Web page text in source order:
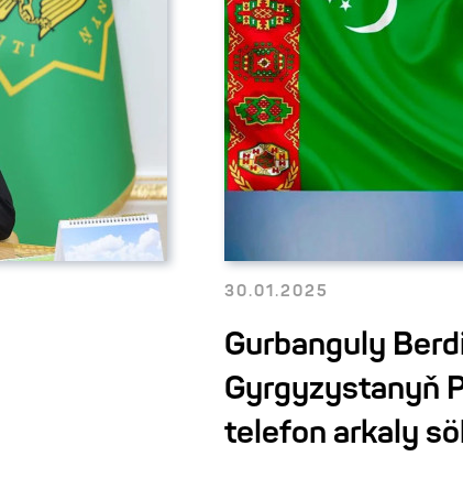
30.01.2025
Gurbanguly
Gyrgyzystanyň
telefon arkaly